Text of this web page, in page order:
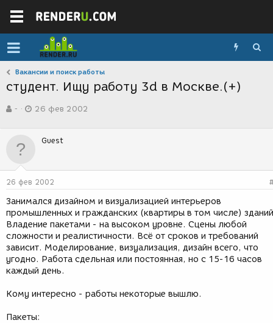
Вакансии и поиск работы
студент. Ищу работу 3d в Москве.(+)
в
р
м
-
а
д
н
и
я
26 фев 2002
Guest
26 фев 2002
Занимался дизайном и визуализацией интерьеров
промышленных и гражданских (квартиры в том числе)
Владение пакетами - на высоком уровне. Сцены любой
сложности и реалистичности. Всё от сроков и требований
зависит. Моделирование, визуализация, дизайн всего, что
угодно. Работа сдельная или постоянная, но с 15-16 часов
каждый день.
Кому интересно - работы некоторые вышлю.
Пакеты: